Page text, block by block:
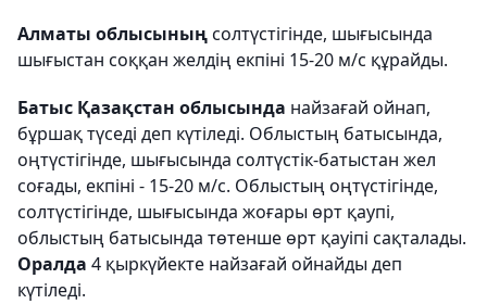
Алматы облысыныңсолтүстігінде, шығысында
шығыстан соққан желдің екпіні 15-20 м/с құрайды.
Батыс Қазақстан облысында найзағай ойнап,
бұршақ түседі деп күтіледі. Облыстың батысында,
оңтүстігінде, шығысында солтүстік-батыстан жел
соғады, екпіні - 15-20 м/с. Облыстың оңтүстігінде,
солтүстігінде, шығысында жоғары өрт қаупі,
облыстың батысында төтенше өрт қауіпі сақталады.
Оралда 4 қыркүйекте найзағай ойнайды деп
күтіледі.